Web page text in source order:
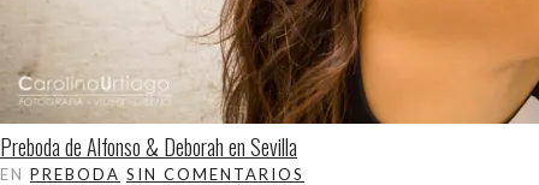
Preboda de Alfonso & Deborah en Sevilla
EN PREBODA SIN COMENTARIOS